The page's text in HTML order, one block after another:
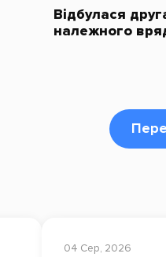
Відбулася
належного
04 Сер, 2026